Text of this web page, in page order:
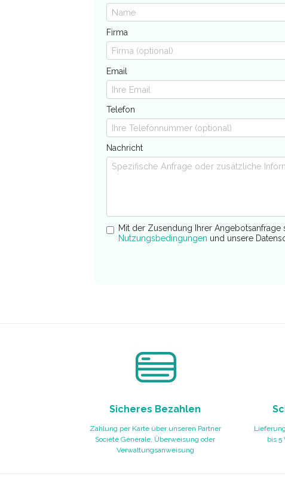
Firma
Email
Telefon
Nachricht
Mit der Zusendung Ihrer
Nutzungsbedingungen und unsere
Sicheres Bezahlen
Zahlung per Karte über unseren Partner
Société Générale, Überweisung oder
Verwaltungsanweisung
bis 5